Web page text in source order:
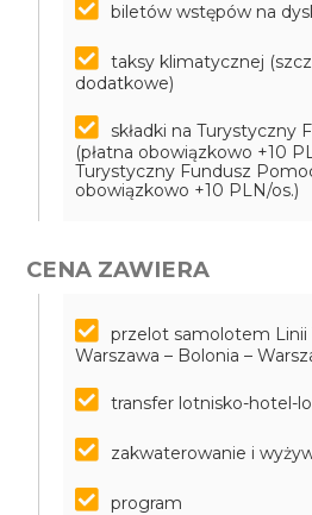
biletów wstępów na
taksy klimatycznej
dodatkowe)
składki na Turystyczny
(płatna obowiązkowo +10
Turystyczny Fundusz
obowiązkowo +10 PLN/os.)
CENA ZAWIERA
przelot samolotem Linii
Warszawa – Bolonia –
transfer lotnisko-hotel-
zakwaterowanie i
program